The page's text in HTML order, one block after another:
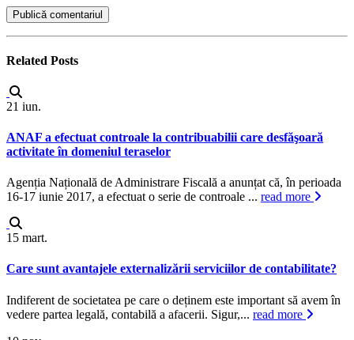
Related Posts
21 iun.
ANAF a efectuat controale la contribuabilii care desfăşoară
activitate în domeniul teraselor
Agenția Națională de Administrare Fiscală a anunțat că, în perioada
16-17 iunie 2017, a efectuat o serie de controale ... read more
15 mart.
Care sunt avantajele externalizării serviciilor de contabilitate?
Indiferent de societatea pe care o deținem este important să avem în
vedere partea legală, contabilă a afacerii. Sigur,... read more